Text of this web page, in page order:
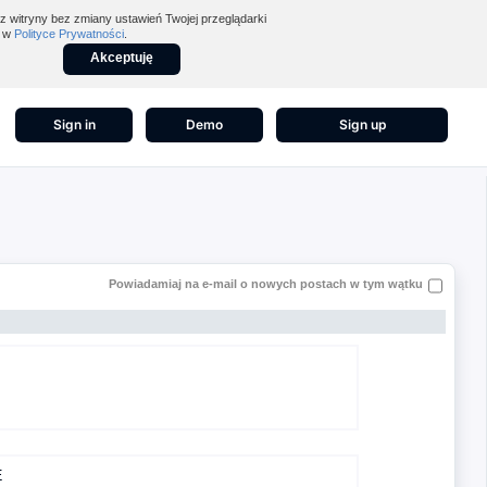
witryny bez zmiany ustawień Twojej przeglądarki
w Polityce Prywatności
Akceptuję
Sign in Demo Sign up
Powiadamiaj na e-mail o nowych postach w tym wątku